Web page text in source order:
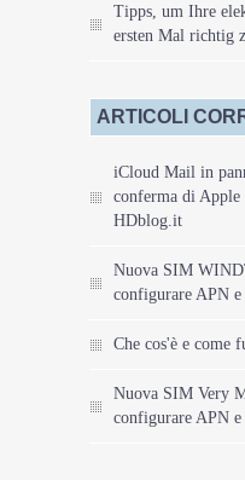
Tipps, um Ihre
ersten Mal richtig
ARTICOLI
iCloud Mail in
conferma di
HDblog.it
Nuova SIM
configurare APN
Che cos'è e come
Nuova SIM Very
configurare APN